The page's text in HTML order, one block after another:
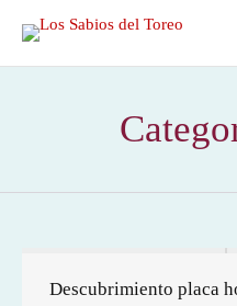
Descubrimiento placa